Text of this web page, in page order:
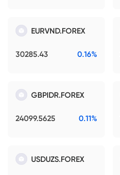
EURVND.FOREX
30285.43 0.16%
GBPIDR.FOREX
24099.5625 0.11%
USDUZS.FOREX